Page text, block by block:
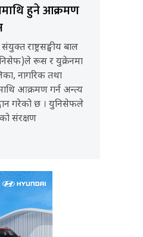
हुने आक्रमण
राष्ट्रसङ्घीय बाल
रूस र युक्रेनमा
नागरिक तथा
आक्रमण गर्न अन्त्य
गरेको छ । युनिसेफले
संरक्षण